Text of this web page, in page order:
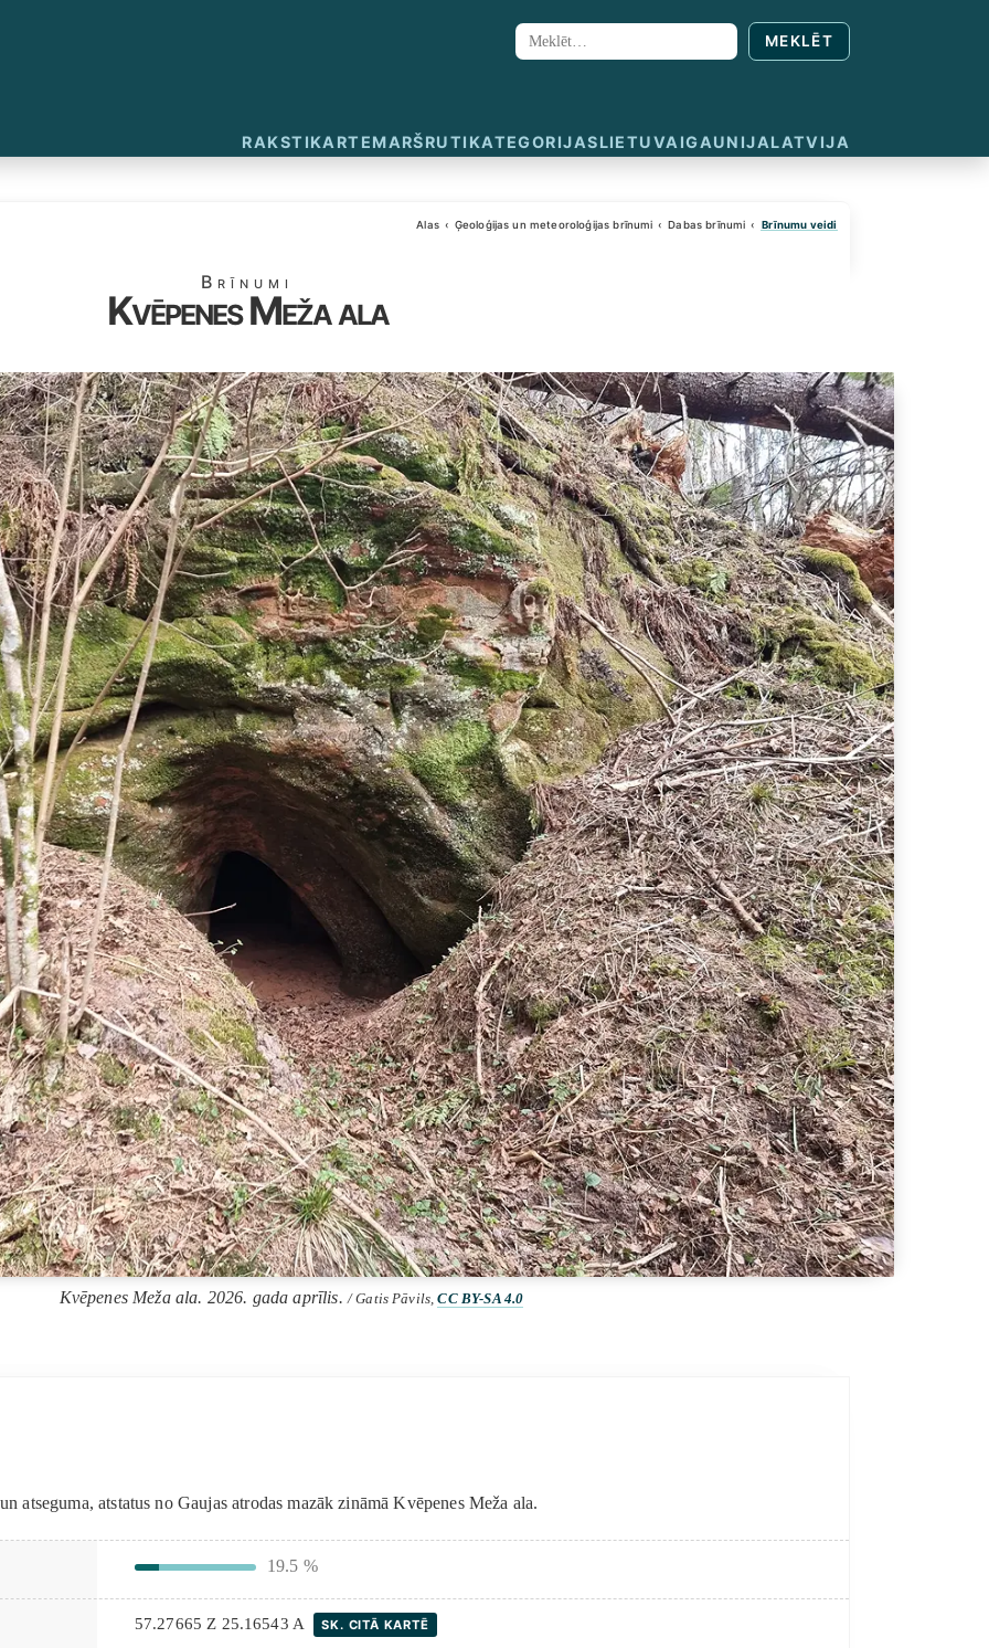
RAKSTIKARTEMARŠRUTI KATEGORIJASLIETUVA IGAUNIJALATVIJA
Meklēt: MEKLĒT
Alas Ģeoloģijas un meteoroloģijas brīnumi Dabas brīnumi Brīnumu veidi
Brīnumi
Kvēpenes Meža ala
Kvēpenes Meža ala. 2026. gada aprīlis. / Gatis Pāvils,CC BY-SA 4.0
atseguma, atstatus no Gaujas atrodas mazāk zināmā Kvēpenes Meža ala.
19.5 %
57.27665 Z 25.16543 A SK. CITĀ KARTĒ